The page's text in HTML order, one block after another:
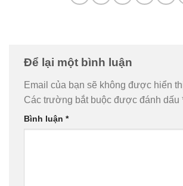
Để lại một bình luận
Email của bạn sẽ không được hiển
Các trường bắt buộc được đánh dấu
Bình luận *